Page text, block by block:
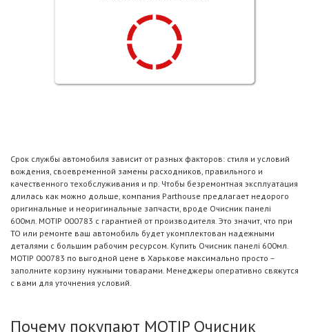
Срок службы автомобиля зависит от разных факторов: стиля и условий
вождения, своевременной замены расходников, правильного и
качественного техобслуживания и пр. Чтобы безремонтная эксплуатация
длилась как можно дольше, компания Parthouse предлагает недорого
оригинальные и неоригинальные запчасти, вроде Очисник панелі
600мл. MOTIP 000783 с гарантией от производителя. Это значит, что при
ТО или ремонте ваш автомобиль будет укомплектован надежными
деталями с большим рабочим ресурсом. Купить Очисник панелі 600мл.
MOTIP 000783 по выгодной цене в Харькове максимально просто –
заполните корзину нужными товарами. Менеджеры оперативно свяжутся
с вами для уточнения условий.
Почему покупают MOTIP Очисник